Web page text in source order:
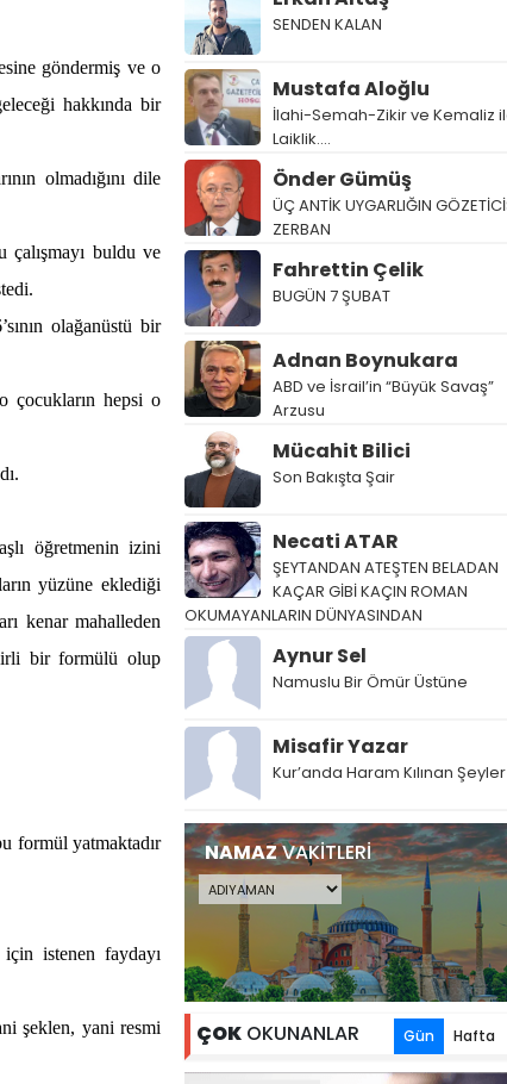
göndermiş ve o
hakkında bir
olmadığını dile
çalışmayı buldu ve
olağanüstü bir
çocukların hepsi o
öğretmenin izini
yüzüne eklediği
kenar mahalleden
bir formülü olup
formül yatmaktadır
istenen faydayı
şeklen, yani resmi
SENDEN KALAN
Mustafa Aloğlu
İlahi-Semah-Zikir ve Kemaliz
Laiklik….
Önder Gümüş
ÜÇ ANTİK UYGARLIĞIN
ZERBAN
Fahrettin Çelik
BUGÜN 7 ŞUBAT
Adnan Boynukara
ABD ve İsrail’in “Büyük Savaş”
Arzusu
Mücahit Bilici
Son Bakışta Şair
Necati ATAR
ŞEYTANDAN ATEŞTEN BELADAN
KAÇAR GİBİ KAÇIN ROMAN
OKUMAYANLARIN DÜNYASINDAN
Aynur Sel
Namuslu Bir Ömür Üstüne
Misafir Yazar
Kur’anda Haram Kılınan Şeyler
NAMAZVAKİTLERİ
ÇOK OKUNANLAR Gün Hafta